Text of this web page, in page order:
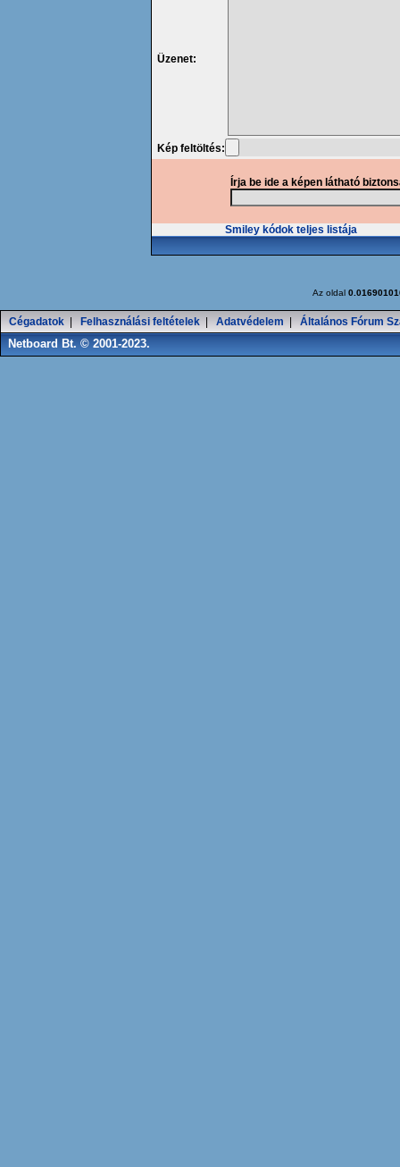
Üzenet:
Kép feltöltés:
Írja be ide a képen látható
Smiley kódok teljes listája
Az oldal
Cégadatok Felhasználási feltételek Adatvédelem Általános Fórum
Netboard Bt. © 2001-2023.